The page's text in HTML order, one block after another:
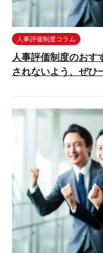
人事評価制度コラム
人事評価制度のおす
されないよう、ぜひ